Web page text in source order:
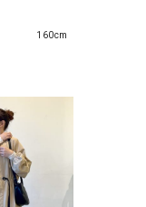
SUN VALLEY（サンバレー）
SCOTCH&SODA（スコッチ
ダ）
SUGAR ROSE（シュガーロ
160cm